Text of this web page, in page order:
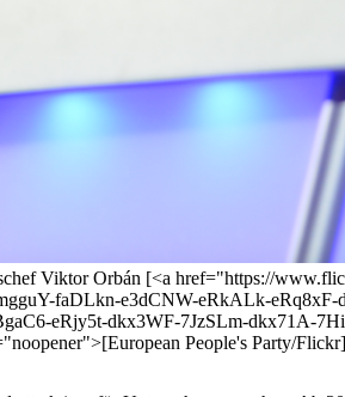
Viktor Orbán [<a href="https://
faDLkn-e3dCNW-eRkALk-
eRjy5t-dkx3WF-7JzSLm-dkx71A-
People's Party/